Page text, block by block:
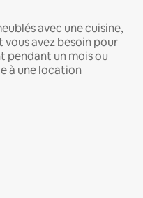
avec une cuisine,
avez besoin pour
pendant un mois ou
à une location